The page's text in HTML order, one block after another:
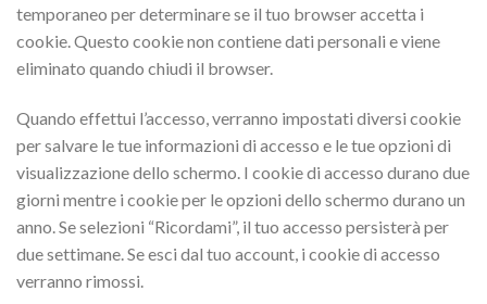
temporaneo per determinare se il tuo browser accetta i
cookie. Questo cookie non contiene dati personali e viene
eliminato quando chiudi il browser.
Quando effettui l’accesso, verranno impostati diversi cookie
per salvare le tue informazioni di accesso e le tue opzioni di
visualizzazione dello schermo. I cookie di accesso durano due
giorni mentre i cookie per le opzioni dello schermo durano un
anno. Se selezioni “Ricordami”, il tuo accesso persisterà per
due settimane. Se esci dal tuo account, i cookie di accesso
verranno rimossi.